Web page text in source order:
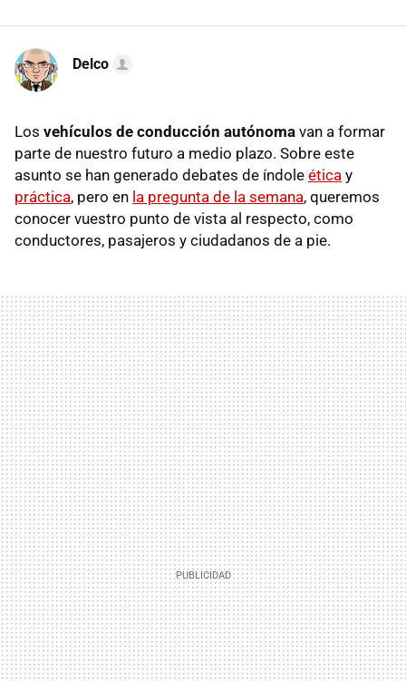
Delco
Los vehículos de conducción autónoma van a formar
parte de nuestro futuro a medio plazo. Sobre este
asunto se han generado debates de índole ética y
práctica, pero en la pregunta de la semana, queremos
conocer vuestro punto de vista al respecto, como
conductores, pasajeros y ciudadanos de a pie.